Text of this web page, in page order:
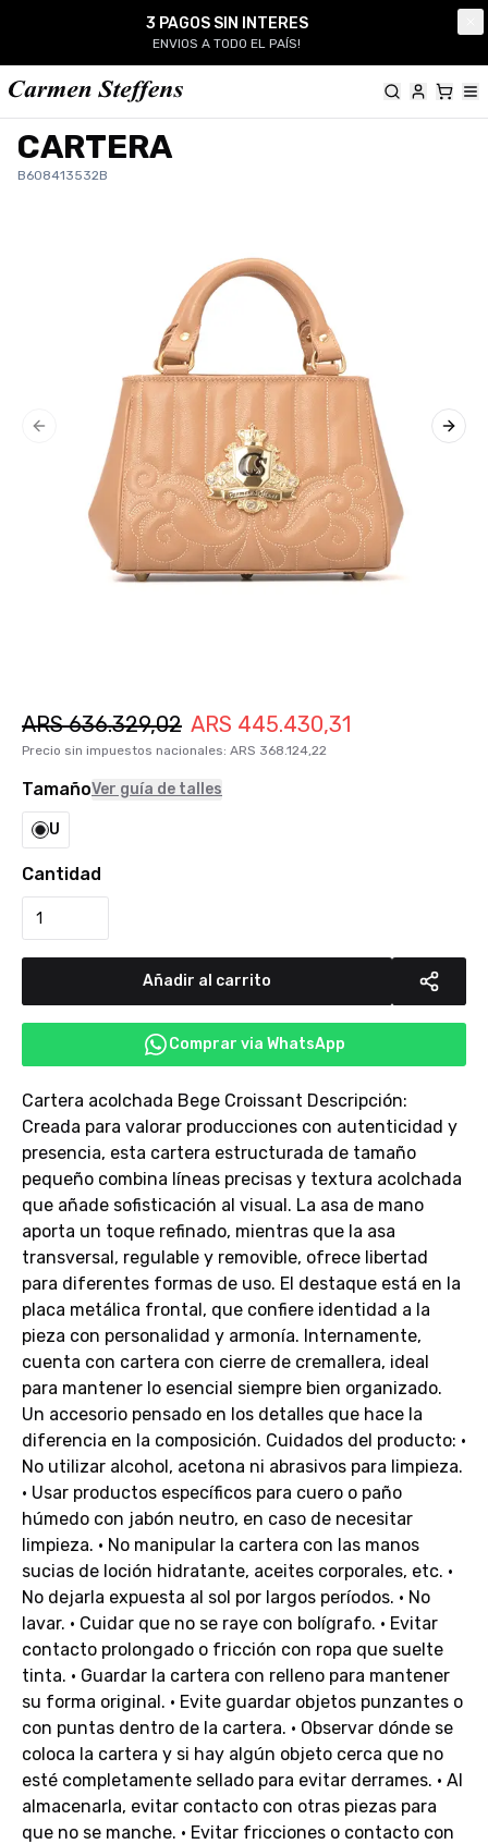
3 PAGOS SIN INTERES
ENVIOS A TODO EL PAÍS!
CARTERA
B608413532B
Previous slide Next
ARS 636.329,02 ARS 445.430,31
Precio sin impuestos nacionales: ARS 368.124,22
TamañoVer guía de talles
U
Cantidad
Añadir al carrito
Comprar via WhatsApp
Cartera acolchada Bege Croissant Descripción:
Creada para valorar producciones con autenticidad y
presencia, esta cartera estructurada de tamaño
pequeño combina líneas precisas y textura acolchada
que añade sofisticación al visual. La asa de mano
aporta un toque refinado, mientras que la asa
transversal, regulable y removible, ofrece libertad
para diferentes formas de uso. El destaque está en la
placa metálica frontal, que confiere identidad a la
pieza con personalidad y armonía. Internamente,
cuenta con cartera con cierre de cremallera, ideal
para mantener lo esencial siempre bien organizado.
Un accesorio pensado en los detalles que hace la
diferencia en la composición. Cuidados del producto: •
No utilizar alcohol, acetona ni abrasivos para limpieza.
• Usar productos específicos para cuero o paño
húmedo con jabón neutro, en caso de necesitar
limpieza. • No manipular la cartera con las manos
sucias de loción hidratante, aceites corporales, etc. •
No dejarla expuesta al sol por largos períodos. • No
lavar. • Cuidar que no se raye con bolígrafo. • Evitar
contacto prolongado o fricción con ropa que suelte
tinta. • Guardar la cartera con relleno para mantener
su forma original. • Evite guardar objetos punzantes o
con puntas dentro de la cartera. • Observar dónde se
coloca la cartera y si hay algún objeto cerca que no
esté completamente sellado para evitar derrames. • Al
almacenarla, evitar contacto con otras piezas para
que no se manche. • Evitar fricciones o contacto con